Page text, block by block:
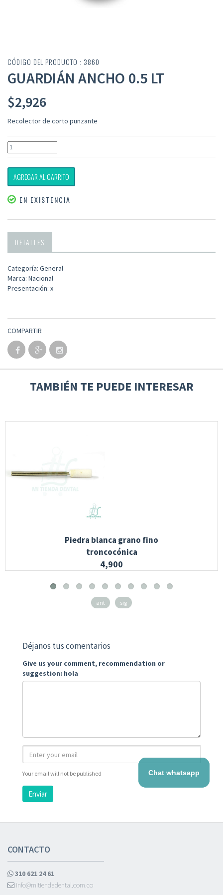
CÓDIGO DEL PRODUCTO : 3860
GUARDIÁN ANCHO 0.5 LT
$2,926
Recolector de corto punzante
AGREGAR AL CARRITO
EN EXISTENCIA
DETALLES
Categoría: General
Marca: Nacional
Presentación: x
COMPARTIR
TAMBIÉN TE PUEDE INTERESAR
Piedra blanca grano fino
troncocónica
4,900
ant sig
Déjanos tus comentarios
Give us your comment, recommendation or
suggestion: hola
Your email will not be published
Enviar
CONTACTO
310 621 24 61
info@mitiendadental.com.co
Chat whatsapp